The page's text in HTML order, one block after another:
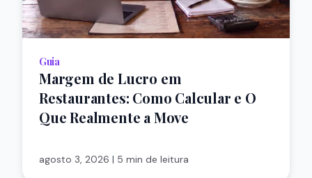
Guia
Margem de Lucro em
Restaurantes: Como Calcular e O
Que Realmente a Move
agosto 3, 2026 | 5 min de leitura